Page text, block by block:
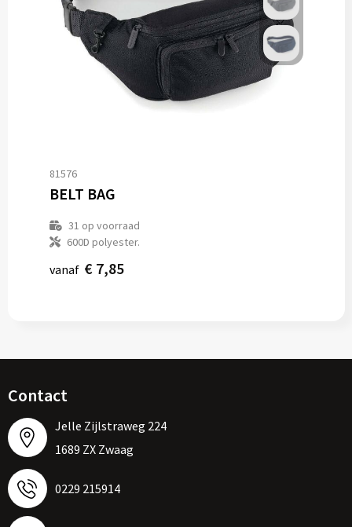
81576
BELT BAG
31 op voorraad
600D polyester.
vanaf € 7,85
Contact
Jelle Zijlstraweg 224
1689 ZX Zwaag
0229 215914